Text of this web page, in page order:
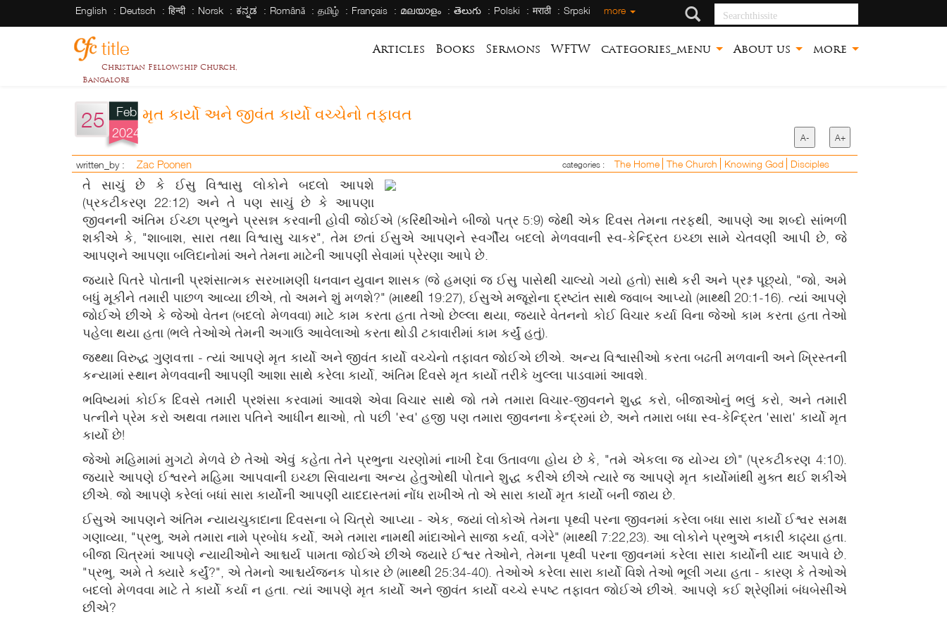
English Deutsch हिन्दी Norsk ಕನ್ನಡ Română தமிழ் Français മലയാളം తెలుగు Polski मराठी Srpski more Searchthissite
title
Christian Fellowship Church,
Bangalore
Articles Books Sermons WFTW categories_menu About us more
25
Feb
2024
મૃત કાર્યો અને જીવંત કાર્યો વચ્ચેનો તફાવત
A- A+
written_by : Zac Poonen categories : The Home The Church Knowing God Disciples
તે સાચું છે કે ઈસુ વિશ્વાસુ લોકોને બદલો આપશે
(પ્રકટીકરણ 22:12) અને તે પણ સાચું છે કે આપણા
જીવનની અંતિમ ઈચ્છા પ્રભુને પ્રસન્ન કરવાની હોવી જોઈએ (કરિંથીઓને બીજો પત્ર 5:9) જેથી એક દિવસ તેમના તરફથી, આપણે આ શબ્દો સાંભળી
શકીએ કે, "શાબાશ, સારા તથા વિશ્વાસુ ચાકર", તેમ છતાં ઈસુએ આપણને સ્વર્ગીય બદલો મેળવવાની સ્વ-કેન્દ્રિત ઇચ્છા સામે ચેતવણી આપી છે, જે
આપણને આપણા બલિદાનોમાં અને તેમના માટેની આપણી સેવામાં પ્રેરણા આપે છે.
જ્યારે પિતરે પોતાની પ્રશંસાત્મક સરખામણી ધનવાન યુવાન શાસક (જે હમણાં જ ઈસુ પાસેથી ચાલ્યો ગયો હતો) સાથે કરી અને પ્રશ્ન પૂછ્યો, "જો, અમે
બધું મૂકીને તમારી પાછળ આવ્યા છીએ, તો અમને શું મળશે?" (માથ્થી 19:27), ઈસુએ મજૂરોના દ્રષ્ટાંત સાથે જવાબ આપ્યો (માથ્થી 20:1-16). ત્યાં આપણે
જોઈએ છીએ કે જેઓ વેતન (બદલો મેળવવા) માટે કામ કરતા હતા તેઓ છેલ્લા થયા, જ્યારે વેતનનો કોઈ વિચાર કર્યા વિના જેઓ કામ કરતા હતા તેઓ
પહેલા થયા હતા (ભલે તેઓએ તેમની અગાઉ આવેલાઓ કરતા થોડી ટકાવારીમાં કામ કર્યું હતું).
જથ્થા વિરુદ્ધ ગુણવત્તા - ત્યાં આપણે મૃત કાર્યો અને જીવંત કાર્યો વચ્ચેનો તફાવત જોઈએ છીએ. અન્ય વિશ્વાસીઓ કરતા બઢતી મળવાની અને ખ્રિસ્તની
કન્યામાં સ્થાન મેળવવાની આપણી આશા સાથે કરેલા કાર્યો, અંતિમ દિવસે મૃત કાર્યો તરીકે ખુલ્લા પાડવામાં આવશે.
ભવિષ્યમાં કોઈક દિવસે તમારી પ્રશંસા કરવામાં આવશે એવા વિચાર સાથે જો તમે તમારા વિચાર-જીવનને શુદ્ધ કરો, બીજાઓનું ભલું કરો, અને તમારી
પત્નીને પ્રેમ કરો અથવા તમારા પતિને આધીન થાઓ, તો પછી 'સ્વ' હજી પણ તમારા જીવનના કેન્દ્રમાં છે, અને તમારા બધા સ્વ-કેન્દ્રિત 'સારા' કાર્યો મૃત
કાર્યો છે!
જેઓ મહિમામાં મુગટો મેળવે છે તેઓ એવું કહેતા તેને પ્રભુના ચરણોમાં નાખી દેવા ઉતાવળા હોય છે કે, "તમે એકલા જ યોગ્ય છો" (પ્રકટીકરણ 4:10).
જ્યારે આપણે ઈશ્વરને મહિમા આપવાની ઇચ્છા સિવાયના અન્ય હેતુઓથી પોતાને શુદ્ધ કરીએ છીએ ત્યારે જ આપણે મૃત કાર્યોમાંથી મુક્ત થઈ શકીએ
છીએ. જો આપણે કરેલાં બધાં સારા કાર્યોની આપણી યાદદાસ્તમાં નોંધ રાખીએ તો એ સારા કાર્યો મૃત કાર્યો બની જાય છે.
ઈસુએ આપણને અંતિમ ન્યાયચુકાદાના દિવસના બે ચિત્રો આપ્યા - એક, જ્યાં લોકોએ તેમના પૃથ્વી પરના જીવનમાં કરેલા બધા સારા કાર્યો ઈશ્વર સમક્ષ
ગણાવ્યા, "પ્રભુ, અમે તમારા નામે પ્રબોધ કર્યો, અમે તમારા નામથી માંદાઓને સાજા કર્યા, વગેરે" (માથ્થી 7:22,23). આ લોકોને પ્રભુએ નકારી કાઢ્યા હતા.
બીજા ચિત્રમાં આપણે ન્યાયીઓને આશ્ચર્ય પામતા જોઈએ છીએ જ્યારે ઈશ્વર તેઓને, તેમના પૃથ્વી પરના જીવનમાં કરેલા સારા કાર્યોની યાદ અપાવે છે.
"પ્રભુ, અમે તે ક્યારે કર્યું?", એ તેમનો આશ્ચર્યજનક પોકાર છે (માથ્થી 25:34-40). તેઓએ કરેલા સારા કાર્યો વિશે તેઓ ભૂલી ગયા હતા - કારણ કે તેઓએ
બદલો મેળવવા માટે તે કાર્યો કર્યા ન હતા. ત્યાં આપણે મૃત કાર્યો અને જીવંત કાર્યો વચ્ચે સ્પષ્ટ તફાવત જોઈએ છીએ. આપણે કઈ શ્રેણીમાં બંધબેસીએ
છીએ?